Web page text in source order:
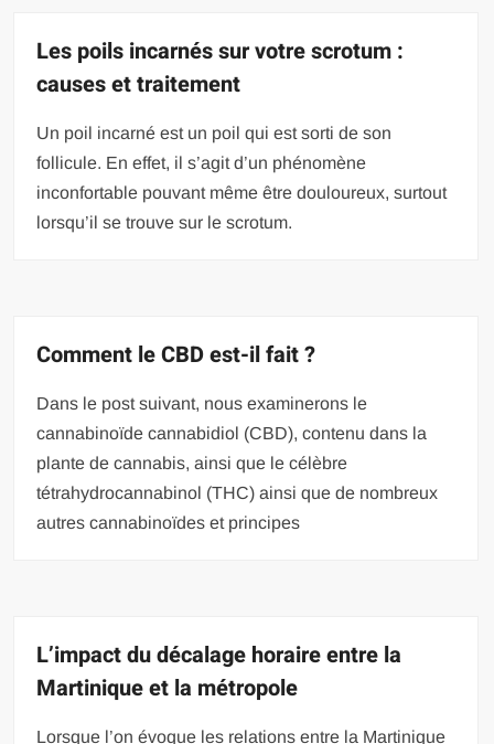
Les poils incarnés sur votre scrotum :
causes et traitement
Un poil incarné est un poil qui est sorti de son
follicule. En effet, il s’agit d’un phénomène
inconfortable pouvant même être douloureux, surtout
lorsqu’il se trouve sur le scrotum.
Comment le CBD est-il fait ?
Dans le post suivant, nous examinerons le
cannabinoïde cannabidiol (CBD), contenu dans la
plante de cannabis, ainsi que le célèbre
tétrahydrocannabinol (THC) ainsi que de nombreux
autres cannabinoïdes et principes
L’impact du décalage horaire entre la
Martinique et la métropole
Lorsque l’on évoque les relations entre la Martinique